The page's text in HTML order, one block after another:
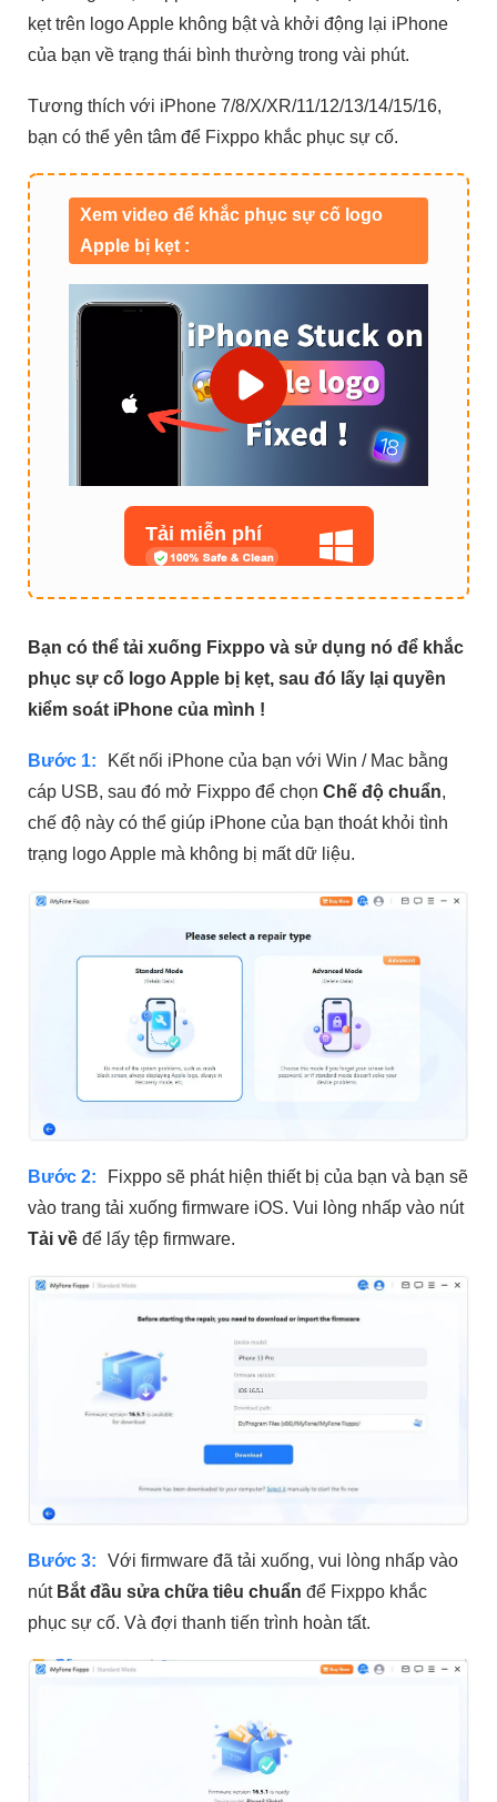
kẹt trên logo Apple không bật và khởi động lại iPhone
của bạn về trạng thái bình thường trong vài phút.
Tương thích với iPhone 7/8/X/XR/11/12/13/14/15/16,
bạn có thể yên tâm để Fixppo khắc phục sự cố.
Xem video để khắc phục sự cố logo
Apple bị kẹt :
Tải miễn phí
Bạn có thể tải xuống Fixppo và sử dụng nó để khắc
phục sự cố logo Apple bị kẹt, sau đó lấy lại quyền
kiểm soát iPhone của mình !
Bước 1:
Kết nối iPhone của bạn với Win / Mac bằng
cáp USB, sau đó mở Fixppo để chọn Chế độ chuẩn,
chế độ này có thể giúp iPhone của bạn thoát khỏi tình
trạng logo Apple mà không bị mất dữ liệu.
Bước 2:
Fixppo sẽ phát hiện thiết bị của bạn và bạn sẽ
vào trang tải xuống firmware iOS. Vui lòng nhấp vào nút
Tải về để lấy tệp firmware.
Bước 3:
Với firmware đã tải xuống, vui lòng nhấp vào
nút Bắt đầu sửa chữa tiêu chuẩn để Fixppo khắc
phục sự cố. Và đợi thanh tiến trình hoàn tất.